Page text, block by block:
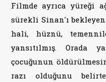
Filmde ayrıca yüreği
sürekli Sinan'ı
hali, hüznü,
yansıtılmış. Orada
çocuğunun
razı olduğunu